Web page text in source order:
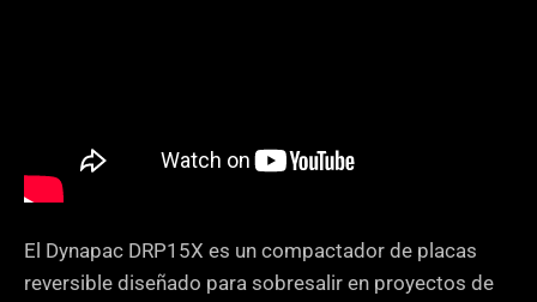
El Dynapac DRP15X es un compactador de placas
reversible diseñado para sobresalir en proyectos de